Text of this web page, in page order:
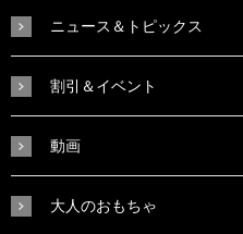
ニュース＆トピックス
割引＆イベント
動画
大人のおもちゃ